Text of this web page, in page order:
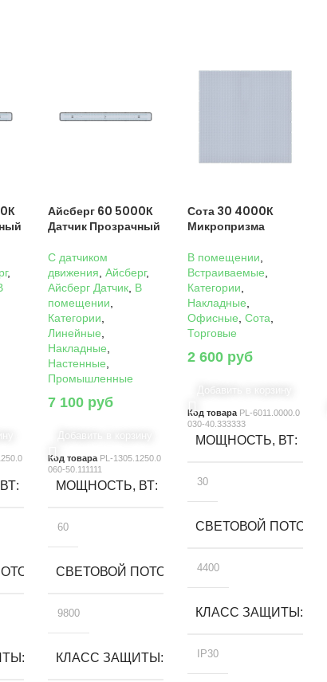
,
ЛМ
Айсберг 60 5000К
Датчик Прозрачный
C датчиком
движения ,Айсберг,
Айсберг Датчик В
помещении
Категории
Линейные
Накладные
Настенные
Промышленные
7 100 руб
Код товара PL-1305.1250.0
060-50.111111
МОЩНОСТЬ, ВТ
60
СВЕТОВОЙ ПОТОК, ЛМ
9800
КЛАСС ЗАЩИТЫ
Сота 30 4000К
Микропризма
В помещении
Встраиваемые
Категории
Накладные
Офисные ,Сота
Торговые
2 600 руб
Код товара PL-6011.0000.0
030-40.333333
МОЩНОСТЬ, ВТ
30
СВЕТОВОЙ ПОТОК,
4400
КЛАСС ЗАЩИТЫ
IP30